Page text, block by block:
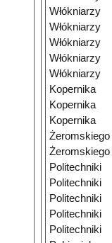
Włókniarzy
Włókniarzy
Włókniarzy
Włókniarzy
Włókniarzy
Kopernika
Kopernika
Kopernika
Żeromskiego
Żeromskiego
Politechniki
Politechniki
Politechniki
Politechniki
Politechniki